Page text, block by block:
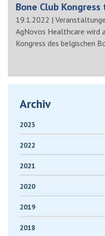
Bone Club
19.1.2022 |
AgNovos Healthcare wird
Kongress des belgischen
Archiv
2023
2022
2021
2020
2019
2018